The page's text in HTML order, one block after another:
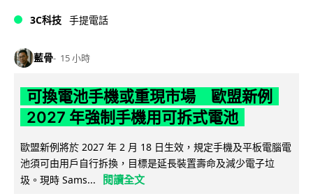
3C科技 手提電話
藍骨 15 小時
可換電池手機或重現市場 歐盟新例
2027 年強制手機用可拆式電池
歐盟新例將於 2027 年 2 月 18 日生效，規定手機及平板電腦電
池須可由用戶自行拆換，目標是延長裝置壽命及減少電子垃
圾。現時 Sams...
閱讀全文